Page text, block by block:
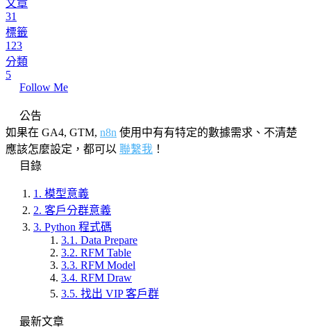
文章
31
標籤
123
分類
5
Follow Me
公告
如果在 GA4, GTM, n8n 使用中有有特定的數據需求、不清楚
應該怎麼設定，都可以 聯繫我 ！
目錄
1. 模型意義
2. 客戶分群意義
3. Python 程式碼
3.1. Data Prepare
3.2. RFM Table
3.3. RFM Model
3.4. RFM Draw
3.5. 找出 VIP 客戶群
最新文章